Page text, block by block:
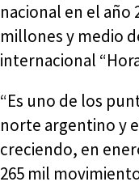
nacional en el año
millones y medio
internacional
“Es uno de los
norte argentino y
creciendo, en
265 mil